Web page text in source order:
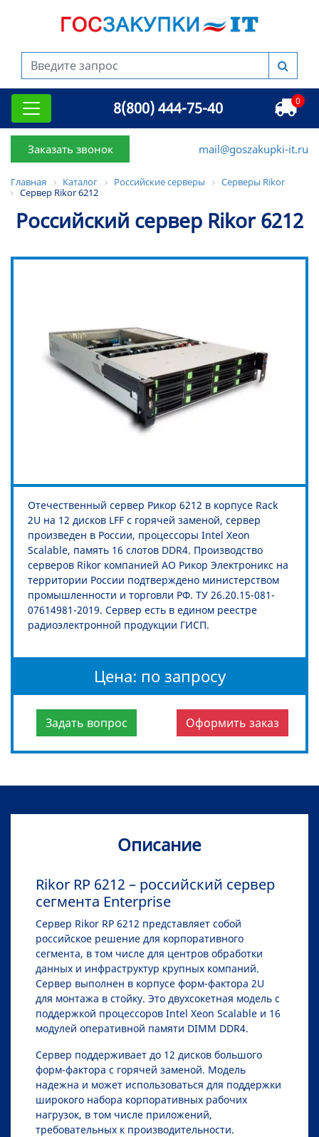
8(800) 444-75-40 0
Заказать звонок mail@goszakupki-it.ru
Главная Каталог Российские серверы
Серверы Rikor
Сервер Rikor 6212
Российский сервер Rikor 6212
Отечественный сервер Рикор 6212 в корпусе Rack
2U на 12 дисков LFF с горячей заменой, сервер
произведен в России, процессоры Intel Xeon
Scalable, память 16 слотов DDR4. Производство
серверов Rikor компанией АО Рикор Электроникс на
территории России подтверждено министерством
промышленности и торговли РФ. ТУ 26.20.15-081-
07614981-2019. Сервер есть в едином реестре
радиоэлектронной продукции ГИСП.
Цена: по запросу
Задать вопрос Оформить заказ
Описание
Rikor RP 6212 – российский сервер
сегмента Enterprise
Сервер Rikor RP 6212 представляет собой
российское решение для корпоративного
сегмента, в том числе для центров обработки
данных и инфраструктур крупных компаний.
Сервер выполнен в корпусе форм-фактора 2U
для монтажа в стойку. Это двухсокетная модель с
поддержкой процессоров Intel Xeon Scalable и 16
модулей оперативной памяти DIMM DDR4.
Сервер поддерживает до 12 дисков большого
форм-фактора с горячей заменой. Модель
надежна и может использоваться для поддержки
широкого набора корпоративных рабочих
нагрузок, в том числе приложений,
требовательных к производительности.